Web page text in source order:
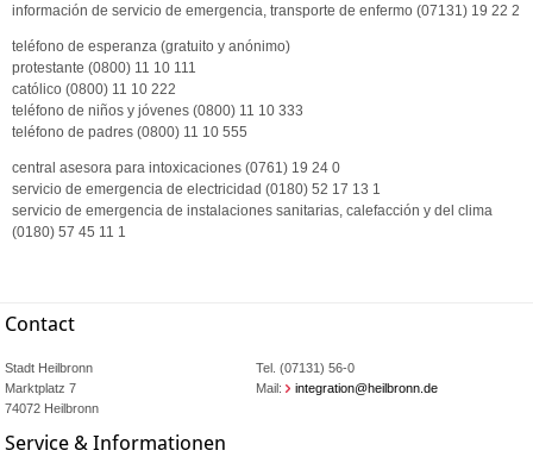
información de servicio de emergencia, transporte de enfermo (07131) 19 22 2
teléfono de esperanza (gratuito y anónimo)
protestante (0800) 11 10 111
católico (0800) 11 10 222
teléfono de niños y jóvenes (0800) 11 10 333
teléfono de padres (0800) 11 10 555
central asesora para intoxicaciones (0761) 19 24 0
servicio de emergencia de electricidad (0180) 52 17 13 1
servicio de emergencia de instalaciones sanitarias, calefacción y del clima
(0180) 57 45 11 1
Contact
Stadt Heilbronn
Marktplatz 7
74072 Heilbronn
Tel. (07131) 56-0
Mail:
integration@heilbronn.de
Service & Informationen